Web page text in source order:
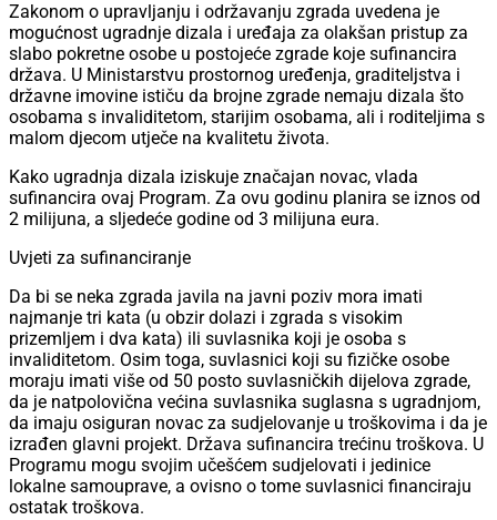
Zakonom o upravljanju i održavanju zgrada uvedena je
mogućnost ugradnje dizala i uređaja za olakšan pristup za
slabo pokretne osobe u postojeće zgrade koje sufinancira
država. U Ministarstvu prostornog uređenja, graditeljstva i
državne imovine ističu da brojne zgrade nemaju dizala što
osobama s invaliditetom, starijim osobama, ali i roditeljima s
malom djecom utječe na kvalitetu života.
Kako ugradnja dizala iziskuje značajan novac, vlada
sufinancira ovaj Program. Za ovu godinu planira se iznos od
2 milijuna, a sljedeće godine od 3 milijuna eura.
Uvjeti za sufinanciranje
Da bi se neka zgrada javila na javni poziv mora imati
najmanje tri kata (u obzir dolazi i zgrada s visokim
prizemljem i dva kata) ili suvlasnika koji je osoba s
invaliditetom. Osim toga, suvlasnici koji su fizičke osobe
moraju imati više od 50 posto suvlasničkih dijelova zgrade,
da je natpolovična većina suvlasnika suglasna s ugradnjom,
da imaju osiguran novac za sudjelovanje u troškovima i da je
izrađen glavni projekt. Država sufinancira trećinu troškova. U
Programu mogu svojim učešćem sudjelovati i jedinice
lokalne samouprave, a ovisno o tome suvlasnici financiraju
ostatak troškova.